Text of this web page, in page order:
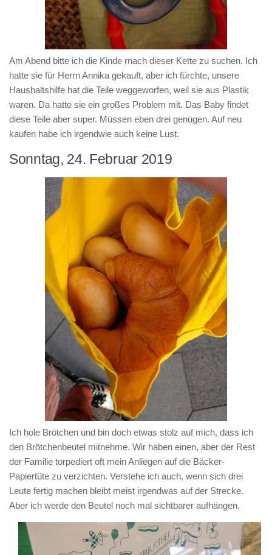
Am Abend bitte ich die Kinde rnach dieser Kette zu suchen. Ich
hatte sie für Herrn Annika gekauft, aber ich fürchte, unsere
Haushaltshilfe hat die Teile weggeworfen, weil sie aus Plastik
waren. Da hatte sie ein großes Problem mit. Das Baby findet
diese Teile aber super. Müssen eben drei genügen. Auf neu
kaufen habe ich irgendwie auch keine Lust.
Sonntag, 24. Februar 2019
Ich hole Brötchen und bin doch etwas stolz auf mich, dass ich
den Brötchenbeutel mitnehme. Wir haben einen, aber der Rest
der Familie torpediert oft mein Anliegen auf die Bäcker-
Papiertüte zu verzichten. Verstehe ich auch, wenn sich drei
Leute fertig machen bleibt meist irgendwas auf der Strecke.
Aber ich werde den Beutel noch mal sichtbarer aufhängen.